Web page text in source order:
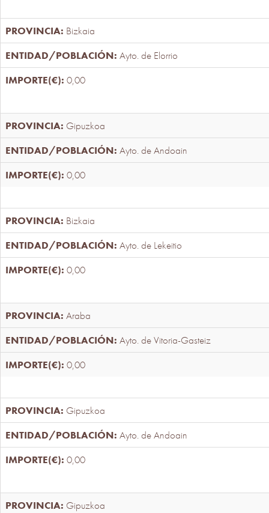
Bizkaia
Ayto. de Elorrio
0,00
Gipuzkoa
Ayto. de Andoain
0,00
Bizkaia
Ayto. de Lekeitio
0,00
Araba
Ayto. de Vitoria-Gasteiz
0,00
Gipuzkoa
Ayto. de Andoain
0,00
Gipuzkoa